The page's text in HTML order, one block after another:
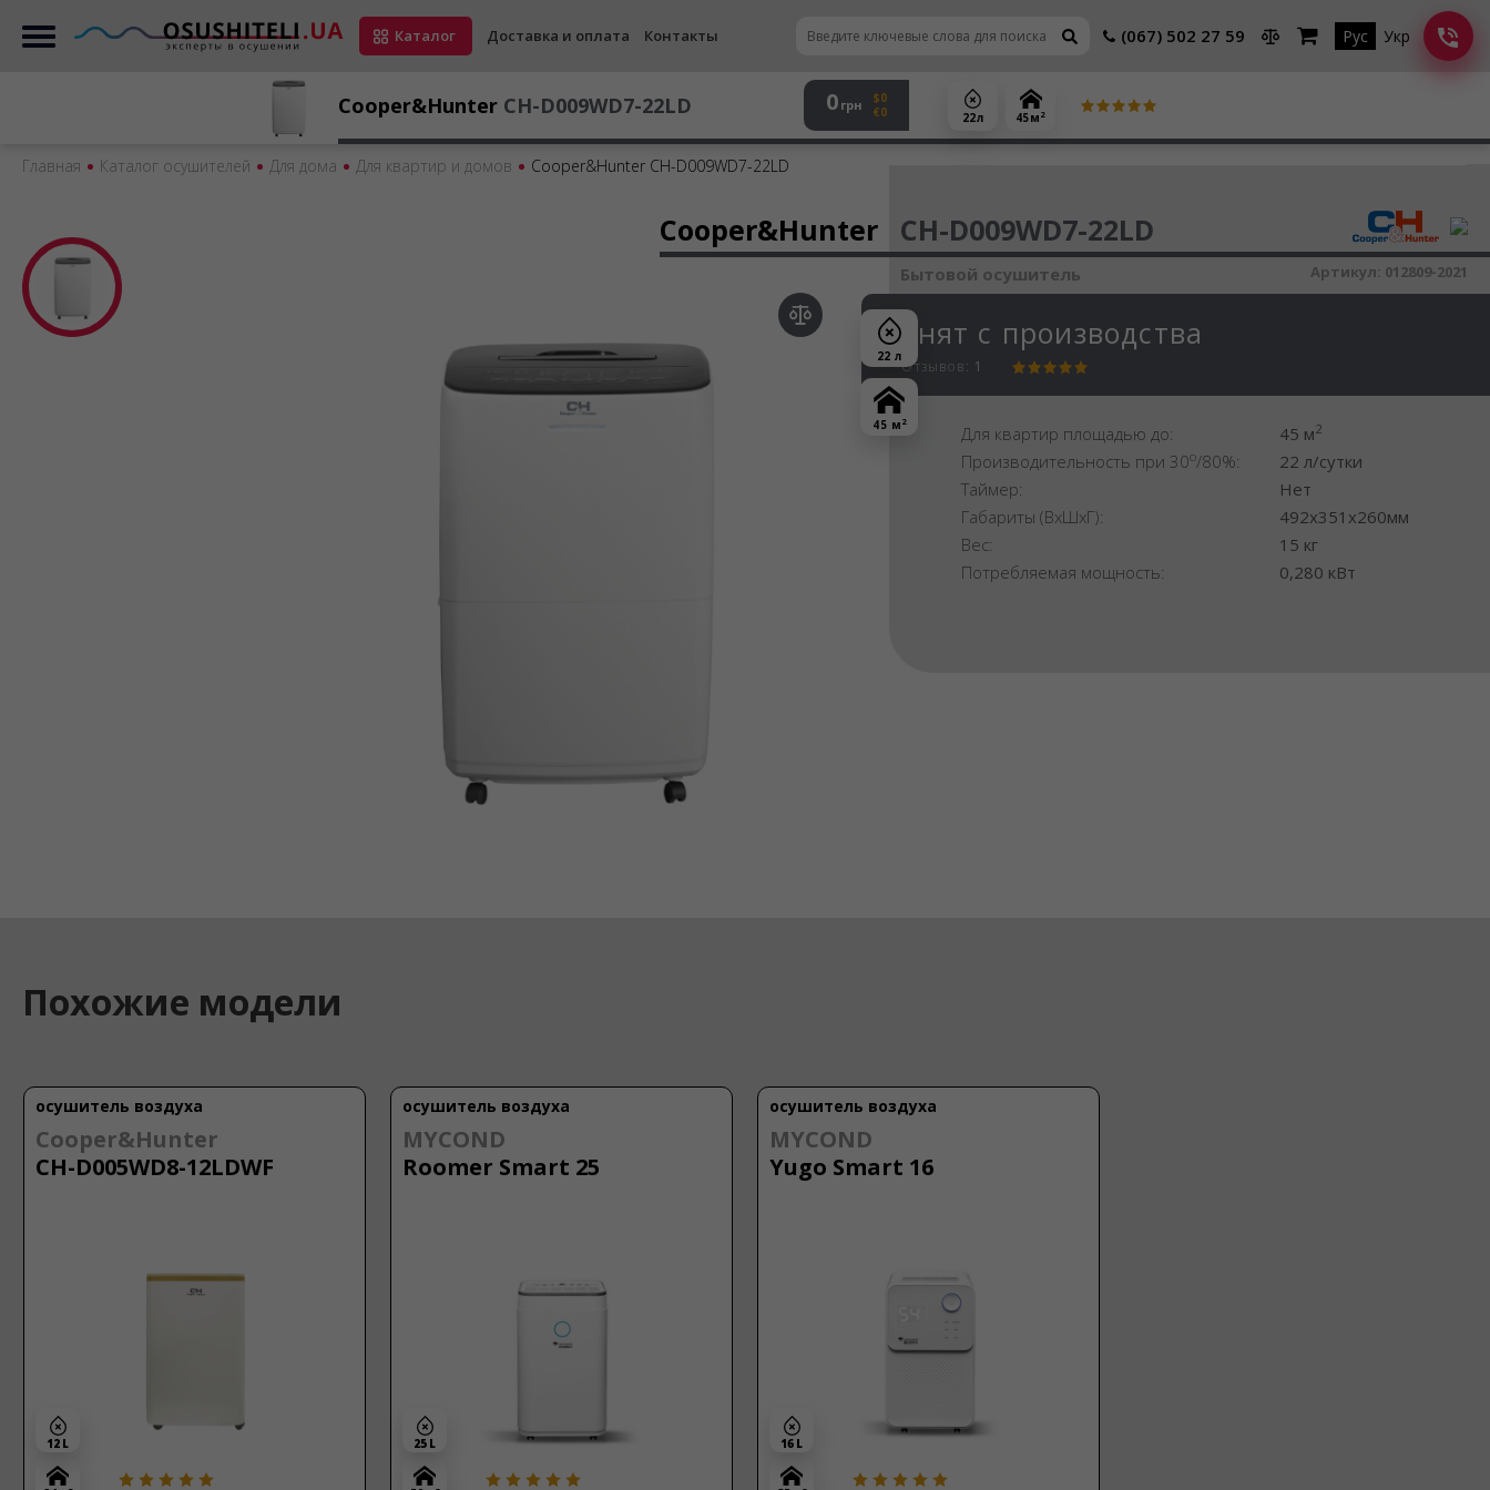
Каталог Доставка и оплата Контакты (067) 502 27 59 Рус Укр
Главная Каталог осушителей Для дома Для квартир и домов Cooper&Hunter CH-D009WD7-22LD
Cooper&Hunter CH-D009WD7-22LD 0 грн
$0
€0
22 л 45 м 2
22 л
45 м 2
Осушитель воздуха
Cooper&Hunter CH-D009WD7-22LD
Бытовой осушитель
Снят с производства
Отзывов: 1
Артикул: 012809-2021
Для квартир площадью до: 45 м2
Производительность при 30o/80%:
22 л/сутки
Таймер:
Нет
Габариты (ВхШхГ):
492x351x260мм
Вес:
15 кг
Потребляемая мощность:
0,280 кВт
Похожие модели
осушитель воздуха
Cooper&Hunter
CH-D005WD8-12LDWF
12 L
осушитель воздуха
MYCOND
Roomer Smart 25
25 L
осушитель воздуха
MYCOND
Yugo Smart 16
16 L